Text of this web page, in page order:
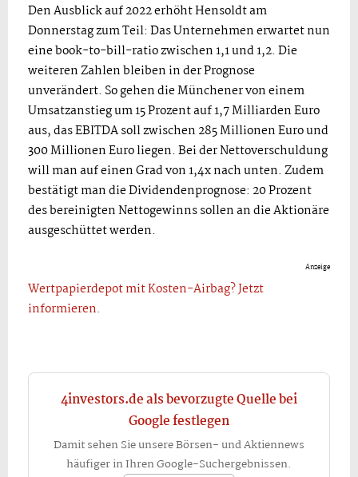
Den Ausblick auf 2022 erhöht Hensoldt am
Donnerstag zum Teil: Das Unternehmen erwartet nun
eine book-to-bill-ratio zwischen 1,1 und 1,2. Die
weiteren Zahlen bleiben in der Prognose
unverändert. So gehen die Münchener von einem
Umsatzanstieg um 15 Prozent auf 1,7 Milliarden Euro
aus, das EBITDA soll zwischen 285 Millionen Euro und
300 Millionen Euro liegen. Bei der Nettoverschuldung
will man auf einen Grad von 1,4x nach unten. Zudem
bestätigt man die Dividendenprognose: 20 Prozent
des bereinigten Nettogewinns sollen an die Aktionäre
ausgeschüttet werden.
Anzeige
Wertpapierdepot mit Kosten-Airbag? Jetzt
informieren.
4investors.de als bevorzugte Quelle bei
Google festlegen
Damit sehen Sie unsere Börsen- und Aktiennews
häufiger in Ihren Google-Suchergebnissen.